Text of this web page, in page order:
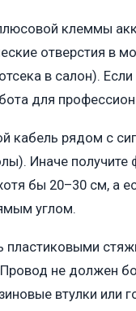
клеммы
отверстия в
в салон).
для
кабель рядом с
Иначе
бы 20–30 см, а
углом.
пластиковыми
не должен
втулки или